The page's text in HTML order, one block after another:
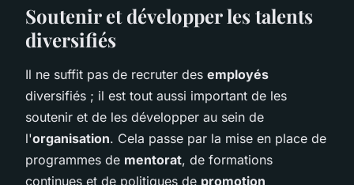
Soutenir et développer les talents
diversifiés
Il ne suffit pas de recruter des employés
diversifiés ; il est tout aussi important de les
soutenir et de les développer au sein de
l'organisation. Cela passe par la mise en place de
programmes de mentorat, de formations
continues et de politiques de promotion